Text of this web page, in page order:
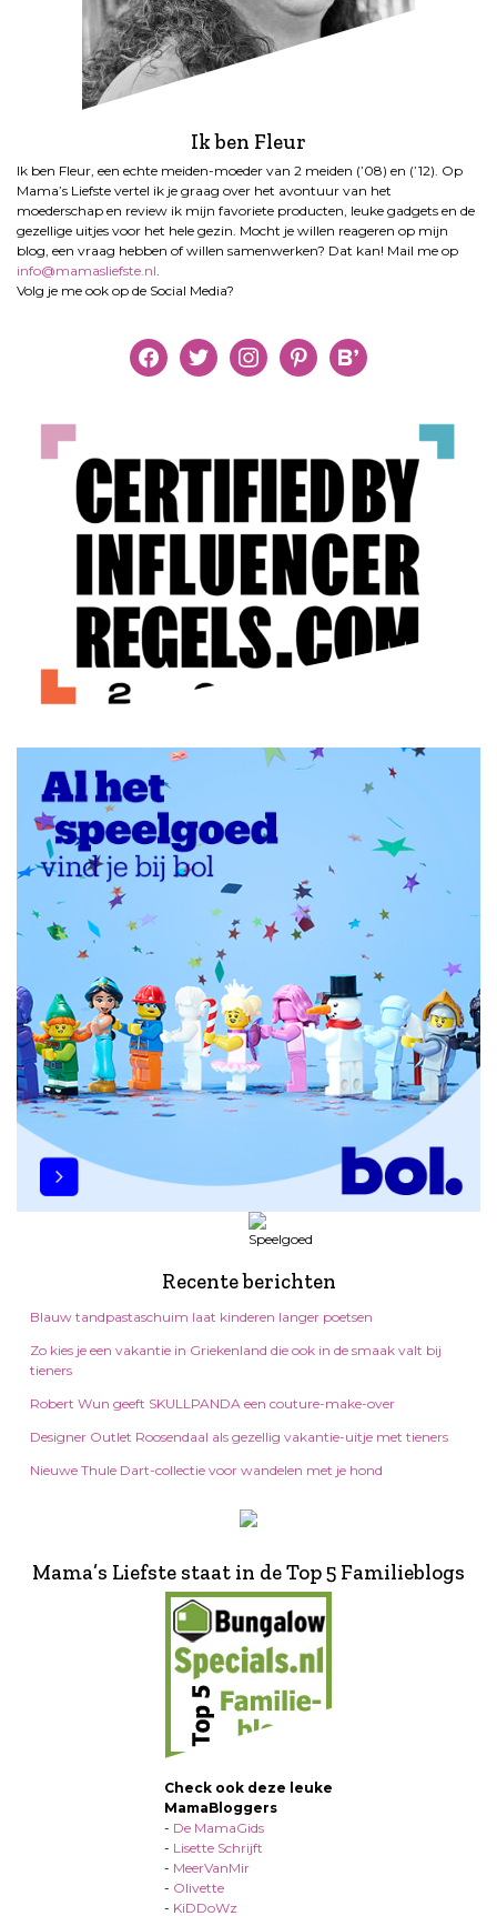
Ik ben Fleur
Ik ben Fleur, een echte meiden-moeder van 2 meiden (’08) en (’12). Op
Mama’s Liefste vertel ik je graag over het avontuur van het
moederschap en review ik mijn favoriete producten, leuke gadgets en de
gezellige uitjes voor het hele gezin. Mocht je willen reageren op mijn
blog, een vraag hebben of willen samenwerken? Dat kan! Mail me op
info@mamasliefste.nl
Volg je me ook op de Social Media?
facebooktwitter instagrampinterestbloglovin
Recente berichten
Blauw tandpastaschuim laat kinderen langer poetsen
Zo kies je een vakantie in Griekenland die ook in de smaak valt bij
tieners
Robert Wun geeft SKULLPANDA een couture-make-over
Designer Outlet Roosendaal als gezellig vakantie-uitje met tieners
Nieuwe Thule Dart-collectie voor wandelen met je hond
Mama’s Liefste staat in de Top 5 Familieblogs
Check ook deze leuke
MamaBloggers
- De MamaGids
- Lisette Schrijft
- MeerVanMir
- Olivette
- KiDDoWz